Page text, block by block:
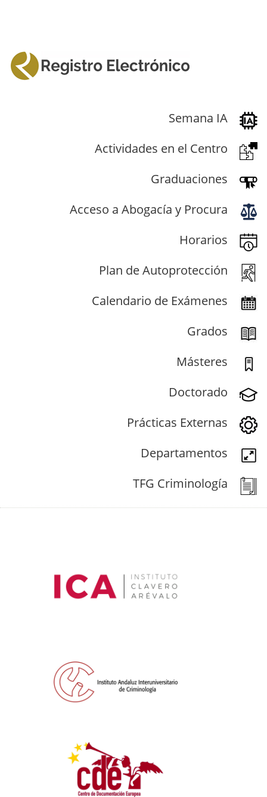
Semana IA
Actividades en el Centro
Graduaciones
Acceso a Abogacía y Procura
Horarios
Plan de Autoprotección
Calendario de Exámenes
Grados
Másteres
Doctorado
Prácticas Externas
Departamentos
TFG Criminología